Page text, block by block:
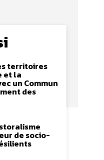
territoires
et la
un Commun
des
de socio-